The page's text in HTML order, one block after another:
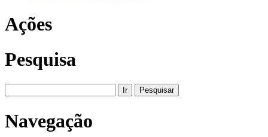
Ações
Pesquisa
Navegação